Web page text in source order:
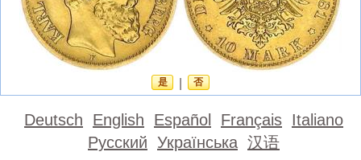
是 否
Deutsch English Español Français Italiano
Русский Українська 汉语